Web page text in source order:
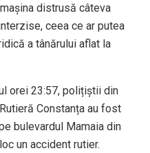
distrusă câteva
ceea ce ar putea
a tânărului aflat la
orei 23:57, polițiștii din
Constanța au fost
bulevardul Mamaia din
un accident rutier.